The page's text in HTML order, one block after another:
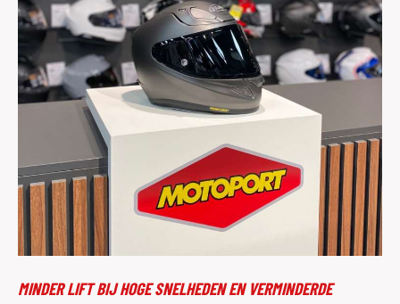
MINDER LIFT BIJ HOGE SNELHEDEN EN VERMINDERDE